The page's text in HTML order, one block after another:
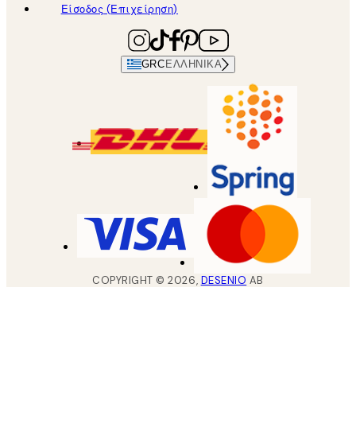
Είσοδος (Επιχείρηση)
GRC ΕΛΛΗΝΙΚΆ
COPYRIGHT ©2026, DESENIO AB